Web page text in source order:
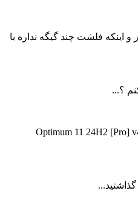
و اینکه فلشت چند گیگه نداره با
؟...
Optimum 11 24H2 [Pro]